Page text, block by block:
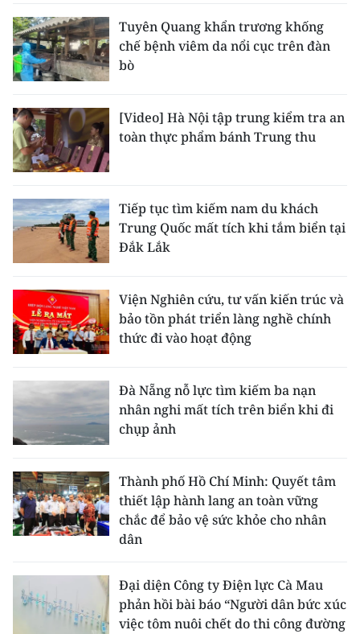
Tuyên Quang khẩn trương khống
chế bệnh viêm da nổi cục trên đàn
bò
[Video] Hà Nội tập trung kiểm tra an
toàn thực phẩm bánh Trung thu
Tiếp tục tìm kiếm nam du khách
Trung Quốc mất tích khi tắm biển tại
Đắk Lắk
Viện Nghiên cứu, tư vấn kiến trúc và
bảo tồn phát triển làng nghề chính
thức đi vào hoạt động
Đà Nẵng nỗ lực tìm kiếm ba nạn
nhân nghi mất tích trên biển khi đi
chụp ảnh
Thành phố Hồ Chí Minh: Quyết tâm
thiết lập hành lang an toàn vững
chắc để bảo vệ sức khỏe cho nhân
dân
Đại diện Công ty Điện lực Cà Mau
phản hồi bài báo “Người dân bức xúc
việc tôm nuôi chết do thi công đường